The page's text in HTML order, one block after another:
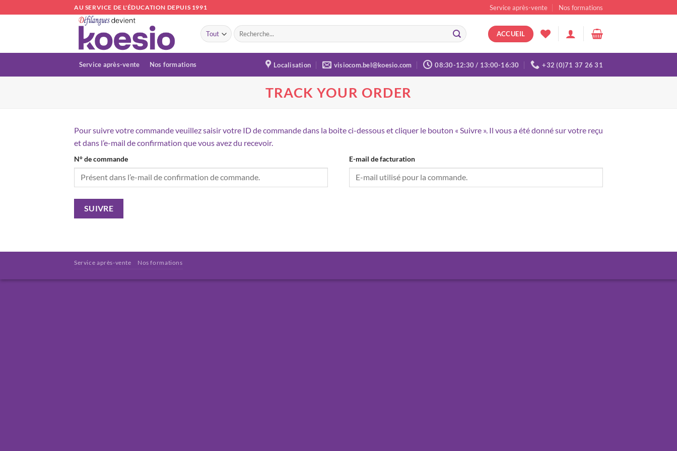
AU SERVICE DE L'ÉDUCATION DEPUIS 1991 Service après-vente Nos formations
Recherche
pour :
ACCUEIL
Service après-vente Nos formations Localisation visiocom.bel@koesio.com 08:30-12:30 / 13:00-16:30 +32 (0)71 37 26 31
TRACK YOUR ORDER
Pour suivre votre commande veuillez saisir votre ID de commande dans la boite ci-dessous et cliquer le bouton « Suivre ». Il vous a été donné sur votre reçu
et dans l’e-mail de confirmation que vous avez du recevoir.
N° de commande E-mail de facturation
SUIVRE
Service après-vente Nos formations